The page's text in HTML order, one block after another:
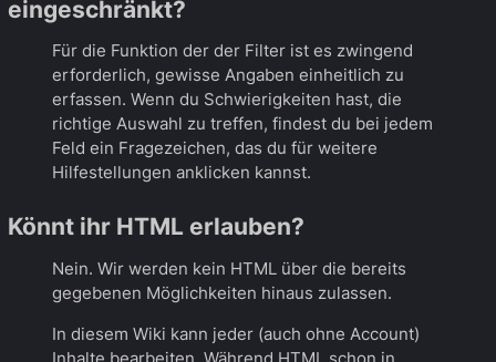
eingeschränkt?
Für die Funktion der der Filter ist es zwingend
erforderlich, gewisse Angaben einheitlich zu
erfassen. Wenn du Schwierigkeiten hast, die
richtige Auswahl zu treffen, findest du bei jedem
Feld ein Fragezeichen, das du für weitere
Hilfestellungen anklicken kannst.
Könnt ihr HTML erlauben?
Nein. Wir werden kein HTML über die bereits
gegebenen Möglichkeiten hinaus zulassen.
In diesem Wiki kann jeder (auch ohne Account)